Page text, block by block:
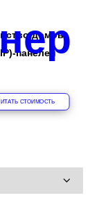
домов
панелей
СТОИМОСТЬ